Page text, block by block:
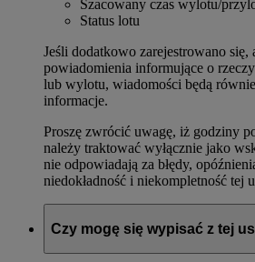
Szacowany czas wylotu/
Status lotu
Jeśli dodatkowo zarejestrowano
powiadomienia informujące o
lub wylotu, wiadomości będą
informacje.
Proszę zwrócić uwagę, iż godziny
należy traktować wyłącznie jako
nie odpowiadają za błędy,
niedokładność i niekompletność tej
Czy mogę się wypisać z tej